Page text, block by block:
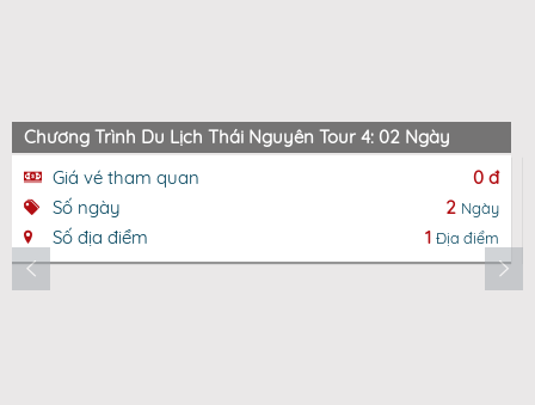
Chương Trình Du Lịch Thái Nguyên Tour 4: 02 Ngày
Giá vé tham quan
0 đ
Số ngày
2 Ngày
Số địa điểm 1 Địa điểm